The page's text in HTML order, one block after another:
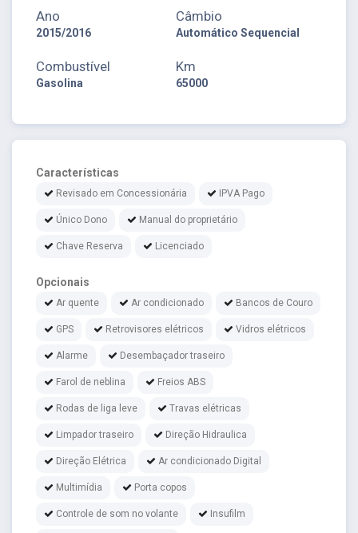
Ano
2015/2016
Câmbio
Automático Sequencial
Combustível
Gasolina
Km
65000
Características
Revisado em Concessionária IPVA Pago
Único Dono Manual do proprietário
Chave Reserva Licenciado
Opcionais
Ar quente Ar condicionado Bancos de Couro
GPS Retrovisores elétricos Vidros elétricos
Alarme Desembaçador traseiro
Farol de neblina Freios ABS
Rodas de liga leve Travas elétricas
Limpador traseiro Direção Hidraulica
Direção Elétrica Ar condicionado Digital
Multimídia Porta copos
Controle de som no volante Insufilm